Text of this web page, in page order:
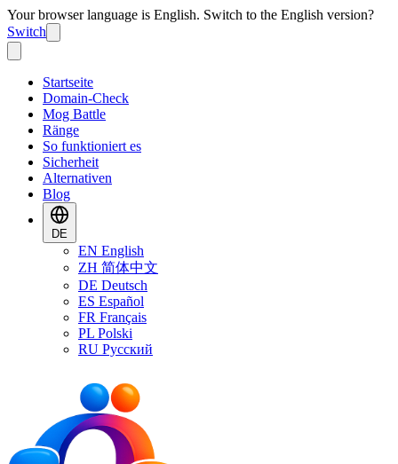
Your browser language is English. Switch to the English version?
Switch
Startseite
Domain-Check
Mog Battle
Ränge
So funktioniert es
Sicherheit
Alternativen
Blog
DE
EN English
ZH 简体中文
DE Deutsch
ES Español
FR Français
PL Polski
RU Русский